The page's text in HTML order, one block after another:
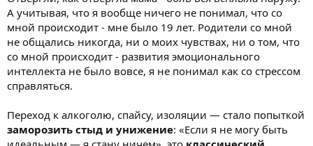
А учитывая, что я вообще ничего не понимал, что со
мной происходит - мне было 19 лет. Родители со мной
не общались никогда, ни о моих чувствах, ни о том, что
со мной происходит - развития эмоционального
интеллекта не было вовсе, я не понимал как со стрессом
справляться.
Переход к алкоголю, спайсу, изоляции — стало попыткой
заморозить стыд и унижение: «Если я не могу быть